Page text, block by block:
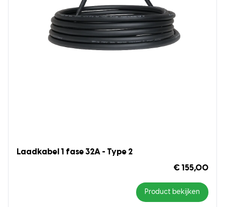
Laadkabel 1 fase 32A - Type 2
€ 155,00
Product bekijken